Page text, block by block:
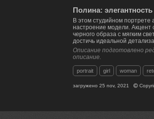
Полина:
В этом студийном
настроение модели. Акцент
черного образа с мягким
достичь идеальной
Описание подготовлено
описание.
portrait girl woman
загружено25 nov, 2021